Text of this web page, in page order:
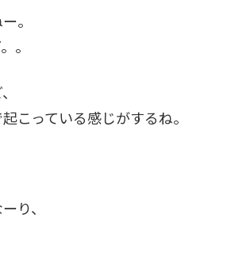
。
。
こっている感じがするね。
り、